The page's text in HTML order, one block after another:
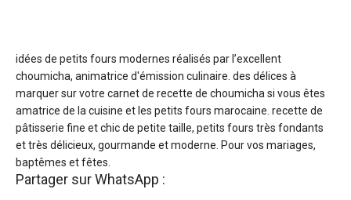
idées de petits fours modernes réalisés par l’excellent
choumicha, animatrice d'émission culinaire. des délices à
marquer sur votre carnet de recette de choumicha si vous êtes
amatrice de la cuisine et les petits fours marocaine. recette de
pâtisserie fine et chic de petite taille, petits fours très fondants
et très délicieux, gourmande et moderne. Pour vos mariages,
baptêmes et fêtes.
Partager sur WhatsApp :